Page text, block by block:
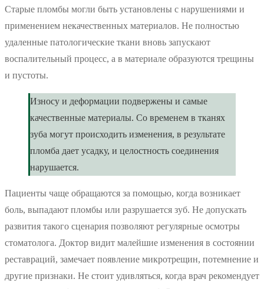
Старые пломбы могли быть установлены с нарушениями и
применением некачественных материалов. Не полностью
удаленные патологические ткани вновь запускают
воспалительный процесс, а в материале образуются трещины
и пустоты.
Износу и деформации подвержены и самые
качественные материалы. Со временем в тканях
зуба могут происходить изменения, в результате
пломба дает усадку, и целостность соединения
нарушается.
Пациенты чаще обращаются за помощью, когда возникает
боль, выпадают пломбы или разрушается зуб. Не допускать
развития такого сценария позволяют регулярные осмотры
стоматолога. Доктор видит малейшие изменения в состоянии
реставраций, замечает появление микротрещин, потемнение и
другие признаки. Не стоит удивляться, когда врач рекомендует